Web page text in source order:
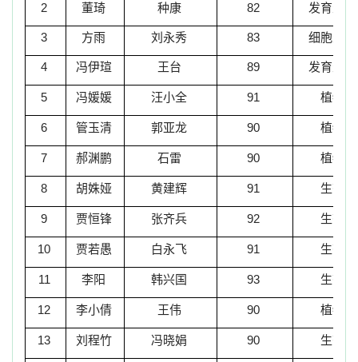
2 董琦 种康 82 发育生
3 方雨 刘永秀 83 细胞生
4 冯伊瑄 王台 89 发育生
5 冯媛媛 汪小全 91 植物学
6 管玉清 郭亚龙 90 植物学
7 郝渊鹏 石雷 90 植物学
8 胡姝娅 黄建辉 91 生态学
9 贾恒锋 张齐兵 92 生态学
10 贾若愚 白永飞 91 生态学
11 李阳 韩兴国 93 生态学
12 李小倩 王伟 90 植物学
13 刘程竹 冯晓娟 90 生态学